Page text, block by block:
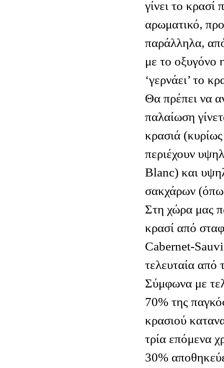
γίνει το κρασί
αρωματικό,
παράλληλα,
με το οξυγόνο
‘γερνάει’ το
Θα πρέπει να
παλαίωση
κρασιά
περιέχουν
Blanc) και
σακχάρων
Στη χώρα μας
κρασί από
Cabernet-
τελευταία από
Σύμφωνα με
70% της
κρασιού
τρία επόμενα
30%